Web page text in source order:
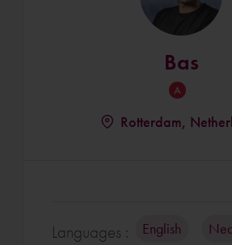
Bas
Rotterdam,
Languages : English